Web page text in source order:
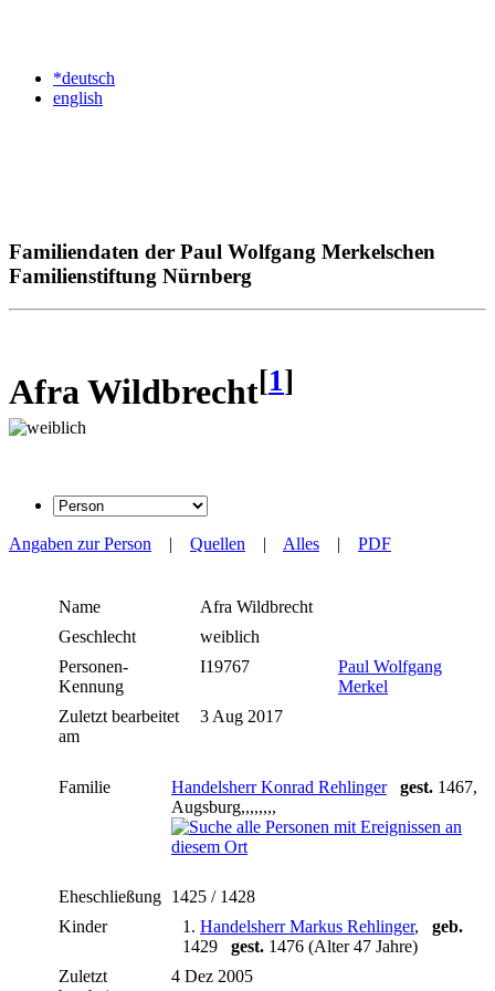
*deutsch
english
Familiendaten der Paul Wolfgang Merkelschen
Familienstiftung Nürnberg
Afra Wildbrecht[1]
Angaben zur Person | Quellen | Alles | PDF
Name Afra Wildbrecht
Geschlecht
weiblich
Personen-
Kennung
I19767
Paul Wolfgang
Merkel
Zuletzt bearbeitet
am
3 Aug 2017
Familie Handelsherr Konrad Rehlinger gest. 1467,
Augsburg,,,,,,,,
Eheschließung 1425 / 1428
Kinder
1. Handelsherr Markus Rehlinger, geb.
1429 gest. 1476 (Alter 47 Jahre)
Zuletzt
4 Dez 2005